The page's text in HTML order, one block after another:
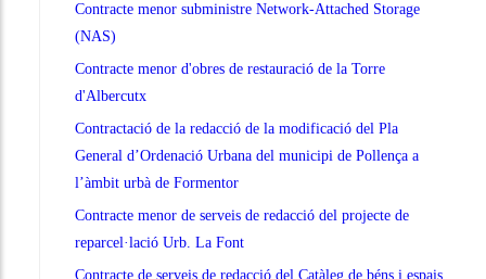
Contracte menor subministre Network-Attached Storage
(NAS)
Contracte menor d'obres de restauració de la Torre
d'Albercutx
Contractació de la redacció de la modificació del Pla
General d’Ordenació Urbana del municipi de Pollença a
l’àmbit urbà de Formentor
Contracte menor de serveis de redacció del projecte de
reparcel·lació Urb. La Font
Contracte de serveis de redacció del Catàleg de béns i espais